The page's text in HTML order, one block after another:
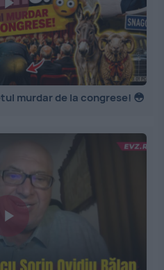
murdar de la congrese! 😳